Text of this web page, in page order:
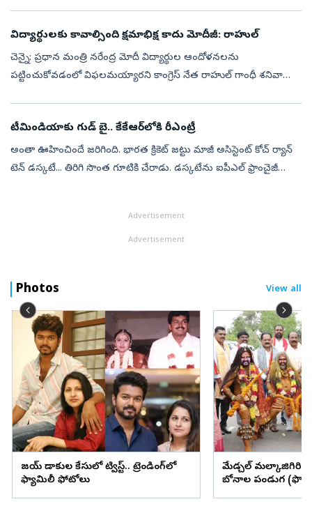
విద్యార్థులకు కావాల్సింది క్షమాభిక్ష కాదు మోదీజీ: రాహుల్‌
చెన్నై: ప్రధాన మంత్రి నరేంద్ర మోదీ విద్యార్థుల ఆందోళనలను
పట్టించుకోవడంలో విఫలమయ్యారని కాంగ్రెస్ నేత రాహుల్ గాంధీ శనివారం
టీమిండియాకు గుడ్ బై.. కేకేఆర్‌లోకి రీఎంట్రీ
అంతా ఊహించిందే జ‌రిగింది. భారత క్రికెట్‌ జట్టు మాజీ అసిస్టెంట్‌ కోచ్‌ ర్యాన్‌
టెన్‌ డస్కటే... తిరిగి సొంత గూటికి చేరాడు. డస్కటేను ఐపీఎల్‌ ఫ్రాంచైజీ
Advertisement
Advertisement
Photos View all
విజయ్ విడాకుల కేసులో ట్విస్ట్.. ట్రెండింగ్‌లో
ఫ్యామిలీ ఫోటోలు
మేడ్చల్ మల్కాజిగిరి
బోనాల పండుగ